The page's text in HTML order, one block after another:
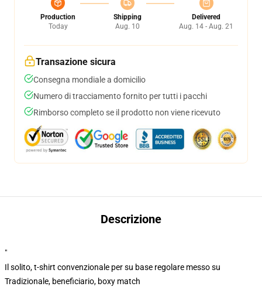
Production
Today
Shipping
Aug. 10
Delivered
Aug. 14 - Aug. 21
Transazione sicura
Consegna mondiale a domicilio
Numero di tracciamento fornito per tutti i pacchi
Rimborso completo se il prodotto non viene ricevuto
Descrizione
"
Il solito, t-shirt convenzionale per su base regolare messo su
Tradizionale, beneficiario, boxy match